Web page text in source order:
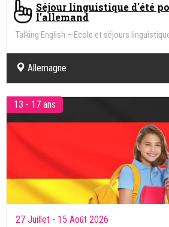
Séjour linguistique d'été
l'allemand
Talking English – Ecole et séjours
Allemagne
13 - 17 ans
27 Juillet - 15 Août 2026